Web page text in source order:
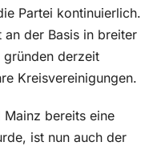
Partei kontinuierlich.
der Basis in breiter
gründen derzeit
Kreisvereinigungen.
bereits eine
ist nun auch der